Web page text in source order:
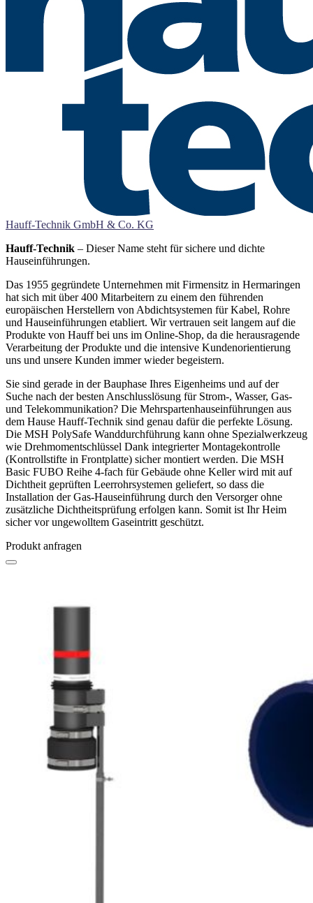
Hauff-Technik GmbH & Co. KG
Hauff-Technik – Dieser Name steht für sichere und dichte
Hauseinführungen.
Das 1955 gegründete Unternehmen mit Firmensitz in Hermaringen
hat sich mit über 400 Mitarbeitern zu einem den führenden
europäischen Herstellern von Abdichtsystemen für Kabel, Rohre
und Hauseinführungen etabliert. Wir vertrauen seit langem auf die
Produkte von Hauff bei uns im Online-Shop, da die herausragende
Verarbeitung der Produkte und die intensive Kundenorientierung
uns und unsere Kunden immer wieder begeistern.
Sie sind gerade in der Bauphase Ihres Eigenheims und auf der
Suche nach der besten Anschlusslösung für Strom-, Wasser, Gas-
und Telekommunikation? Die Mehrspartenhauseinführungen aus
dem Hause Hauff-Technik sind genau dafür die perfekte Lösung.
Die MSH PolySafe Wanddurchführung kann ohne Spezialwerkzeug
wie Drehmomentschlüssel Dank integrierter Montagekontrolle
(Kontrollstifte in Frontplatte) sicher montiert werden. Die MSH
Basic FUBO Reihe 4-fach für Gebäude ohne Keller wird mit auf
Dichtheit geprüften Leerrohrsystemen geliefert, so dass die
Installation der Gas-Hauseinführung durch den Versorger ohne
zusätzliche Dichtheitsprüfung erfolgen kann. Somit ist Ihr Heim
sicher vor ungewolltem Gaseintritt geschützt.
Produkt anfragen